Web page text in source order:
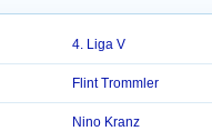
4. Liga V
Flint Trommler
Nino Kranz